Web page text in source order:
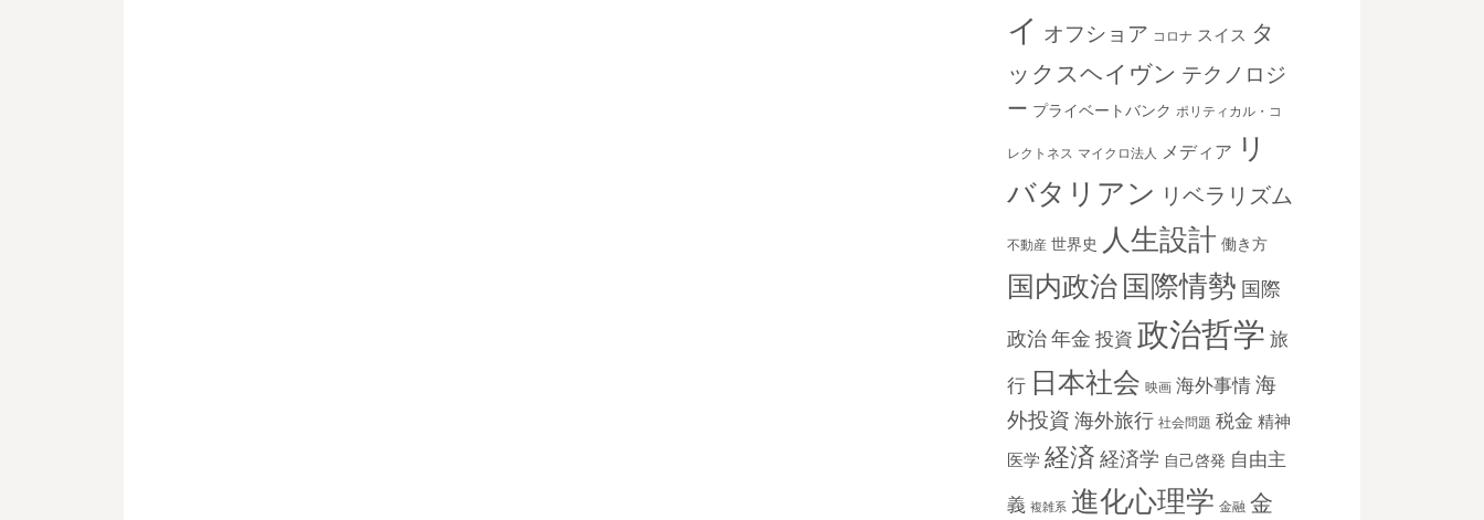
イ オフショア コロナ スイス タ
ックスヘイヴン テクノロジ
ー プライベートバンク ポリティカル・コ
レクトネス マイクロ法人 メディア
リ
バタリアン リベラリズム
不動産 世界史 人生設計 働き方
国内政治 国際情勢 国際
政治 年金 投資 政治哲学 旅
行 日本社会 映画 海外事情 海
外投資 海外旅行 社会問題 税金 精神
医学 経済 経済学 自己啓発 自由主
義 複雑系 進化心理学 金融 金